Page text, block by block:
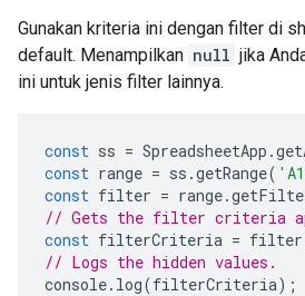
Gunakan kriteria ini dengan filter di
default. Menampilkan null jika
ini untuk jenis filter lainnya.
const ss = SpreadsheetApp .
const range = ss .getRange(
const filter = range.
// Gets the filter criteria
const filterCriteria = filter
// Logs the hidden values.
console. log(filterCriteria);